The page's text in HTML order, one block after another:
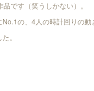
です（笑うしかない）。
の、4人の時計回りの動
。